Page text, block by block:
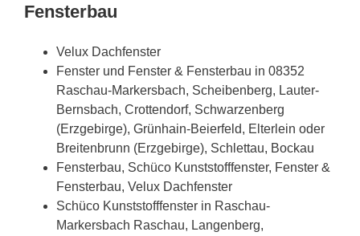
Fensterbau
Velux Dachfenster
Fenster und Fenster & Fensterbau in 08352
Raschau-Markersbach, Scheibenberg, Lauter-
Bernsbach, Crottendorf, Schwarzenberg
(Erzgebirge), Grünhain-Beierfeld, Elterlein oder
Breitenbrunn (Erzgebirge), Schlettau, Bockau
Fensterbau, Schüco Kunststofffenster, Fenster &
Fensterbau, Velux Dachfenster
Schüco Kunststofffenster in Raschau-
Markersbach Raschau, Langenberg,